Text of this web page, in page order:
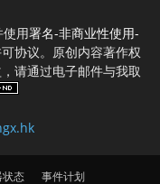
用署名-非商业性使用-
协议。原创内容著作权
请通过电子邮件与我取
状态 事件计划